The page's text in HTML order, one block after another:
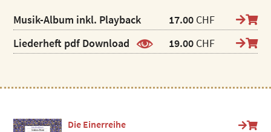
Musik-Album inkl. Playback 17.00 CHF
Liederheft pdf Download
19.00 CHF
Die Einerreihe